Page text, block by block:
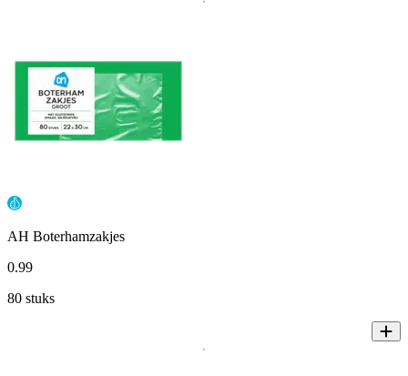
AH Boterhamzakjes
0.99
80 stuks